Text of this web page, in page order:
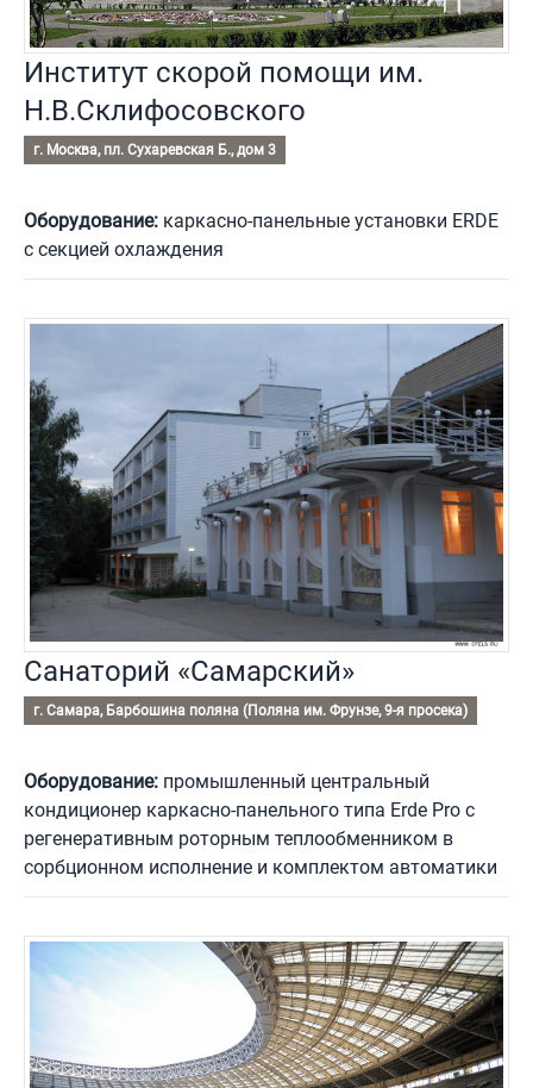
Институт скорой помощи им.
Н.В.Склифосовского
г. Москва, пл. Сухаревская Б., дом 3
Оборудование: каркасно-панельные установки ERDE
с секцией охлаждения
Санаторий «Самарский»
г. Самара, Барбошина поляна (Поляна им. Фрунзе, 9-я просека)
Оборудование: промышленный центральный
кондиционер каркасно-панельного типа Erde Pro с
регенеративным роторным теплообменником в
сорбционном исполнение и комплектом автоматики